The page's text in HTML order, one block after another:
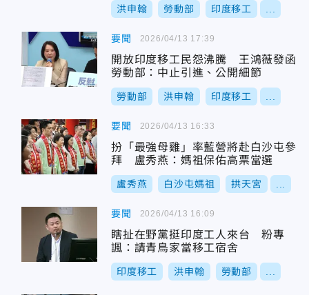
洪申翰 勞動部 印度移工
要聞
開放印度移工民怨沸騰 王鴻薇發函
勞動部：中止引進、公開細節
勞動部 洪申翰 印度移工
2026/04/13 17:39
要聞
扮「最強母雞」率藍營將赴白沙屯參
拜 盧秀燕：媽祖保佑高票當選
盧秀燕 白沙屯媽祖 拱天宮
2026/04/13 16:33
要聞
瞎扯在野黨挺印度工人來台 粉專
諷：請青鳥家當移工宿舍
印度移工 洪申翰 勞動部
2026/04/13 16:09